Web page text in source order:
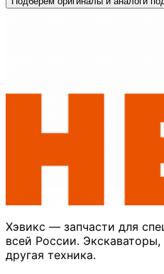
Хэвикс — запчасти для
всей России.
другая техника.